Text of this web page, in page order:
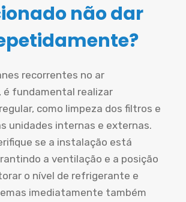
não dar
recorrentes no ar
é fundamental realizar
como limpeza dos filtros e
unidades internas e externas.
se a instalação está
a ventilação e a posição
o nível de refrigerante e
imediatamente também